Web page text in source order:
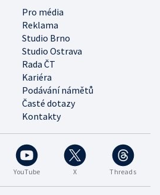
YouTube X Threads
Pro média
Reklama
Studio Brno
Studio Ostrava
Rada ČT
Kariéra
Podávání námětů
Časté dotazy
Kontakty